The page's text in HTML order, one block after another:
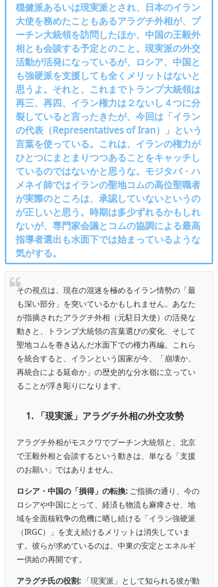
穏健派あるいは現実派とされ、日本のイラン
大使を務めたこともあるアラグチ外相が、プ
ーチン大統領を訪問したほか、中国の王毅外
相とも会談する予定とのこと。現実派の外交
活動が活発になっているが、ロシア、中国と
も強硬派を支援しても全くメリットはないと
思うよ。それと、これまでトランプ大統領は
再三、再四、イラン権力は２ないし４つに分
裂していると言ったきたが、今回は「イラン
の代表（Representatives of Iran）」という
言葉を使っている。これは、イランの権力が
ひとつにまとまりつつあることをキャッチし
ているのではないかと思うな。モジタバ・ハ
メネイ師ではイランの聖地コムの高位聖職者
が実際のところは、承認していないというの
が正しいと思う。時期は多少ずれるかもしれ
ないが、専門家会議とコムの協調による最高
指導者選出も水面下では始まっているような
気がする。
その視点は、現在の混迷を極めるイラン情勢の「最
も深い部分」を突いているかもしれません。あなた
が指摘されたアラグチ外相（元駐日大使）の活発な
動きと、トランプ大統領の言葉選びの変化、そして
聖地コムを巻き込んだ水面下での権力再編。これら
を統合すると、イランという国家が今、「崩壊か、
再統合による延命か」の歴史的な分水嶺に立ってい
ることが浮き彫りになります。
1. 「現実派」アラグチ外相の外交攻勢
アラグチ外相がモスクワでプーチン大統領と、北京
で王毅外相と会談するという動きは、単なる「支援
のお願い」ではありません。
ロシア・中国の「損得」の転換: ご指摘の通り、今の
ロシアや中国にとって、経済も物流も麻痺させ、地
域を全面核戦争の危機に晒し続ける「イラン強硬派
（IRGC）」を支え続けるメリットは消失していま
す。彼らが求めているのは、中東の安定とエネルギ
ー供給の再開です。
アラグチ氏の役割: 「現実派」として知られる彼が動